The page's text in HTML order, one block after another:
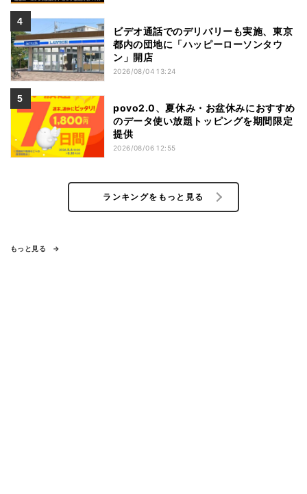
ビデオ通話でのデリバリーも実施、東京
都内の団地に「ハッピーローソンタウ
ン」開店
2026/08/04 13:24
povo2.0、夏休み・お盆休みにおすすめ
のデータ使い放題トッピングを期間限定
提供
2026/08/06 12:55
ランキングをもっと見る
もっと見る